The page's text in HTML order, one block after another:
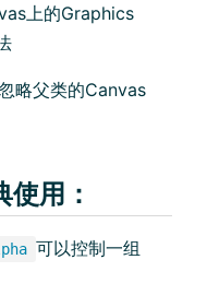
上的Graphics
略父类的Canvas
用：
可以控制一组